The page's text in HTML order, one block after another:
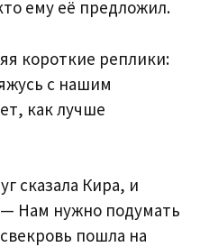
ему её предложил.
короткие реплики:
с нашим
как лучше
сказала Кира, и
— Нам нужно подумать
пошла на